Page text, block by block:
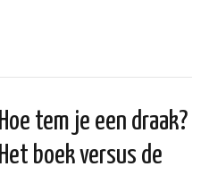
Hoe tem je een draak?
Het boek versus de